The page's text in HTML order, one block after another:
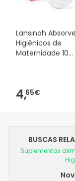
Lansinoh
Higiênicos de
Maternidade 10
4,65€
BUSCAS
Suplementos